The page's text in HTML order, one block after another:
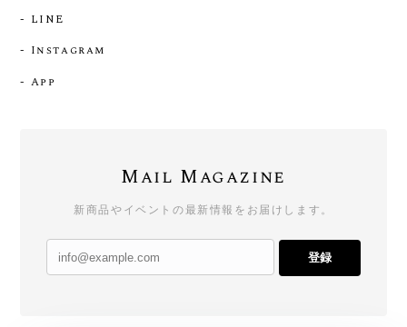
- LINE
- Instagram
- App
Mail Magazine
新商品やイベントの最新情報をお届けします。
登録